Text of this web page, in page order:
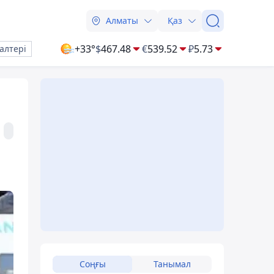
Алматы Қаз
+33°$467.48 €539.52 ₽5.73
Соңғы Танымал